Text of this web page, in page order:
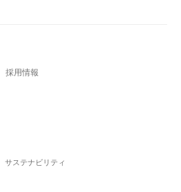
採用情報
サステナビリティ